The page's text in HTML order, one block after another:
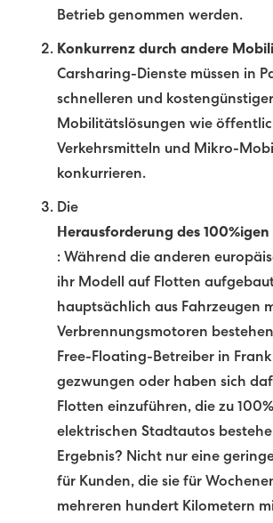
Betrieb genommen werden.
Konkurrenz durch andere
Carsharing-Dienste müssen in
schnelleren und
Mobilitätslösungen wie
Verkehrsmitteln und Mikro-
konkurrieren.
Die
Herausforderung des
: Während die anderen
ihr Modell auf Flotten
hauptsächlich aus Fahrzeugen
Verbrennungsmotoren
Free-Floating-Betreiber in
gezwungen oder haben sich
Flotten einzuführen, die zu
elektrischen Stadtautos
Ergebnis? Nicht nur eine
für Kunden, die sie für
mehreren hundert Kilometern